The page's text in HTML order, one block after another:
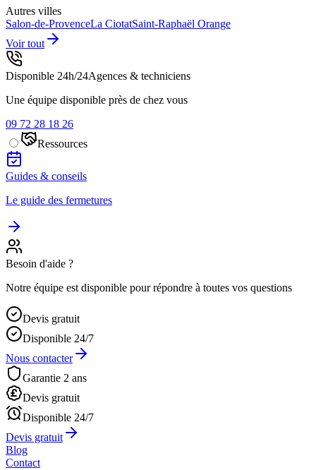
Autres villes
Salon-de-ProvenceLa CiotatSaint-Raphaël Orange
Voir tout
Disponible 24h/24Agences & techniciens
Une équipe disponible près de chez vous
09 72 28 18 26
Ressources
Guides & conseils
Le guide des fermetures
Besoin d'aide ?
Notre équipe est disponible pour répondre à toutes vos questions
Devis gratuit
Disponible 24/7
Nous contacter
Garantie 2 ans
Devis gratuit
Disponible 24/7
Devis gratuit
Blog
Contact